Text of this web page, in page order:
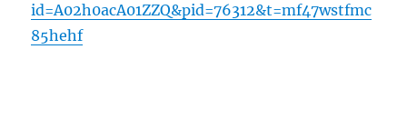
id=A02h0acA01ZZQ&pid=76312&t=mf47wstfmc
85hehf